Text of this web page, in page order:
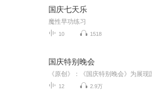
国庆七天乐
魔性早功练习
10 1518
国庆特别晚会
12 2.9万